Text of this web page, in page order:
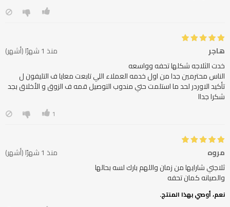
هاجر
منذ 1 شهرًا (أشهر)
الناس محترمين جدا من اول خدمه العملاء اللي تابعت معايا ف التليفون ل
تأكيد الاوردر لحد ما استلمت حتي مندوب التوصيل قمه ف الزوق و الأخلاق بجد
شكرا جداا
1
مروه
منذ 1 شهرًا (أشهر)
والصيانه كمان تحفه
نعم، أوصي بهذا المنتج.